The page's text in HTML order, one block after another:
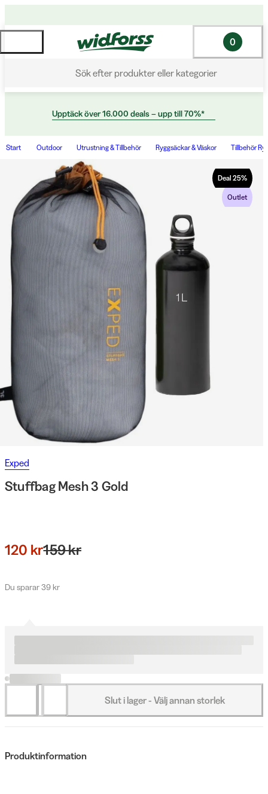
Sök efter produkter eller kategorier
0
Upptäck över 16.000 deals – upp till 70%*
Start Outdoor Utrustning & Tillbehör Ryggsäckar & Väskor Tillbehör
Deal 25%
Outlet
Exped
Stuffbag Mesh 3 Gold
120 kr159 kr
Du sparar 39 kr
Slut i lager - Välj annan storlek
Produktinformation